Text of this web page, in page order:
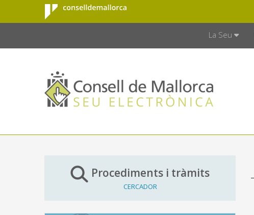
Salta al contingut principal
Consell de
Mallorca
La Seu
Procediments i tràmits
CERCADOR